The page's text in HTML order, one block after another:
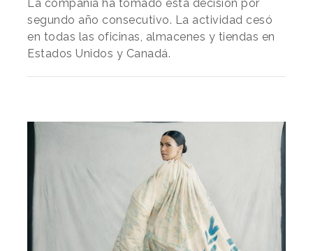
La compañía ha tomado esta decisión por
segundo año consecutivo. La actividad cesó
en todas las oficinas, almacenes y tiendas en
Estados Unidos y Canadá.